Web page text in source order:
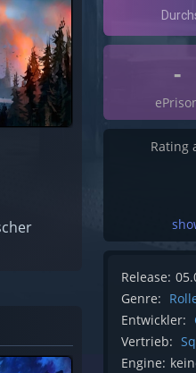
Buße
-
Rating
Release:
Genre:
Entwickler:
Vertrieb:
Engine: